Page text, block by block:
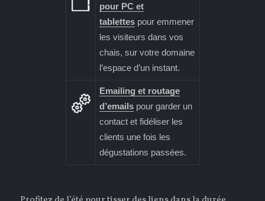
pour PC et
tablettespour emmener
les visiteurs dans vos
chais, sur votre domaine
l’espace d’un instant.
Emailing et routage
d’emailspour garder un
contact et fidéliser les
clients une fois les
dégustations passées.